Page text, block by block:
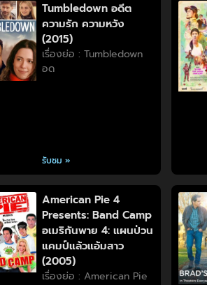
Tumbledown อดีต
ความรัก ความหวัง
(2015)
เรื่องย่อ : Tumbledown
อด
รับชม »
American Pie 4
Presents: Band Camp
อเมริกันพาย 4: แผนป่วน
แคมป์แล้วแอ้มสาว
(2005)
เรื่องย่อ : American Pie